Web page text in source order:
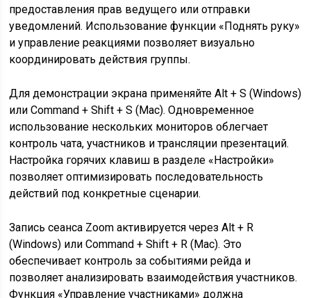
предоставления прав ведущего или отправки
уведомлений. Использование функции «Поднять руку»
и управление реакциями позволяет визуально
координировать действия группы.
Для демонстрации экрана применяйте Alt + S (Windows)
или Command + Shift + S (Mac). Одновременное
использование нескольких мониторов облегчает
контроль чата, участников и трансляции презентаций.
Настройка горячих клавиш в разделе «Настройки»
позволяет оптимизировать последовательность
действий под конкретные сценарии.
Запись сеанса Zoom активируется через Alt + R
(Windows) или Command + Shift + R (Mac). Это
обеспечивает контроль за событиями рейда и
позволяет анализировать взаимодействия участников.
Функция «Управление участниками» должна